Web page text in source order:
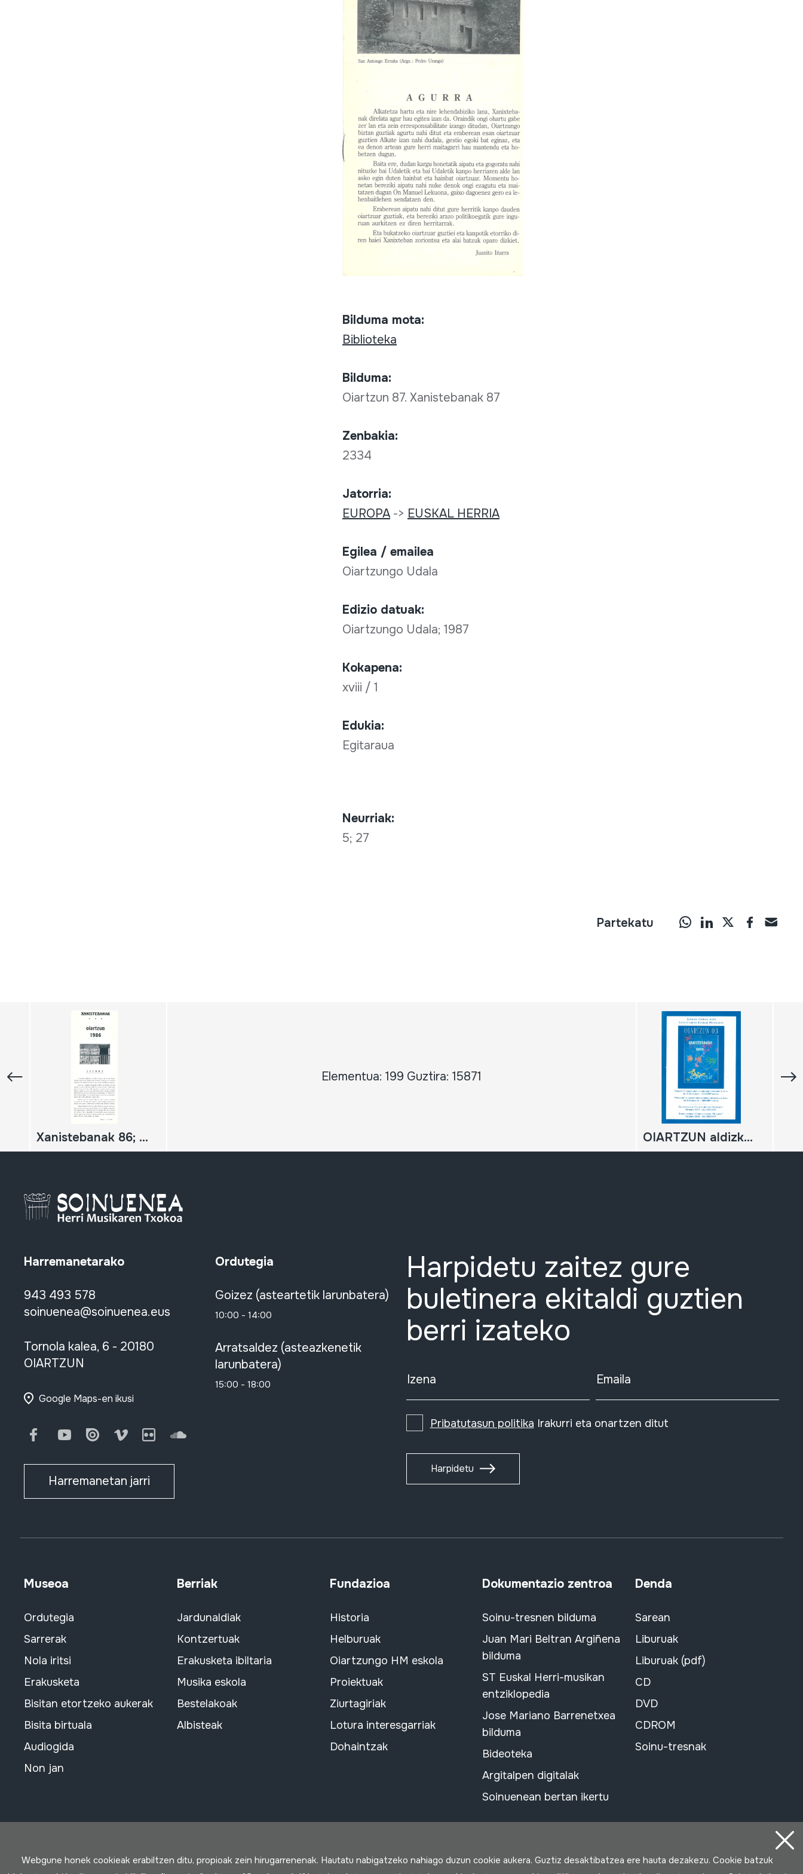
Bilduma mota:
Biblioteka
Bilduma:
Oiartzun 87. Xanistebanak 87
Zenbakia:
2334
Jatorria:
EUROPA-> EUSKAL HERRIA
Egilea / emailea
Oiartzungo Udala
Edizio datuak:
Oiartzungo Udala; 1987
Kokapena:
xviii / 1
Edukia:
Egitaraua
Neurriak:
5; 27
Partekatu
Elementua: 199 Guztira: 15871
Xanistebanak 86; Oiartzun 86; Festa ekintzen egitaraua OIARTZUN aldizkariaren aurkibide orokorra 4. alea; zenbakiak 33/37 - 2003/07 urteak. Indice general Nº 4 de la revista 'Oiartzun'; números 33/37 - años 2003/07
Harremanetarako
943 493 578
soinuenea@soinuenea.eus
Tornola kalea, 6 - 20180
OIARTZUN
Google Maps-en ikusi
FacebookYoutubeIssuu Vimeo FlickrSoundCloud
Harremanetan jarri
Ordutegia
Goizez (asteartetik larunbatera)
10:00 - 14:00
Arratsaldez (asteazkenetik
larunbatera)
15:00 - 18:00
Harpidetu zaitez gure
buletinera ekitaldi guztien
berri izateko
Izena Emaila
Pribatutasun politika Irakurri eta onartzen ditut
Harpidetu
Museoa
Ordutegia
Sarrerak
Nola iritsi
Erakusketa
Bisitan etortzeko aukerak
Bisita birtuala
Audiogida
Non jan
Berriak
Jardunaldiak
Kontzertuak
Erakusketa ibiltaria
Musika eskola
Bestelakoak
Albisteak
Fundazioa
Historia
Helburuak
Oiartzungo HM eskola
Proiektuak
Ziurtagiriak
Lotura interesgarriak
Dohaintzak
Dokumentazio zentroa
Soinu-tresnen bilduma
Juan Mari Beltran Argiñena
bilduma
ST Euskal Herri-musikan
entziklopedia
Jose Mariano Barrenetxea
bilduma
Bideoteka
Argitalpen digitalak
Soinuenean bertan ikertu
Denda
Sarean
Liburuak
Liburuak (pdf)
CD
DVD
CDROM
Soinu-tresnak
Webgune honek cookieak erabiltzen ditu, propioak zein hirugarrenenak. Hautatu nabigatzeko nahiago duzun cookie aukera. Guztiz desaktibatzea ere hauta dezakezu. Cookie batzuk